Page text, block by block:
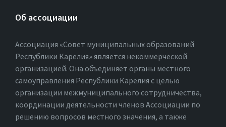
Об ассоциации
Ассоциация «Совет муниципальных образований
Республики Карелия» является некоммерческой
организацией. Она объединяет органы местного
самоуправления Республики Карелия с целью
организации межмуниципального сотрудничества,
координации деятельности членов Ассоциации по
решению вопросов местного значения, а также